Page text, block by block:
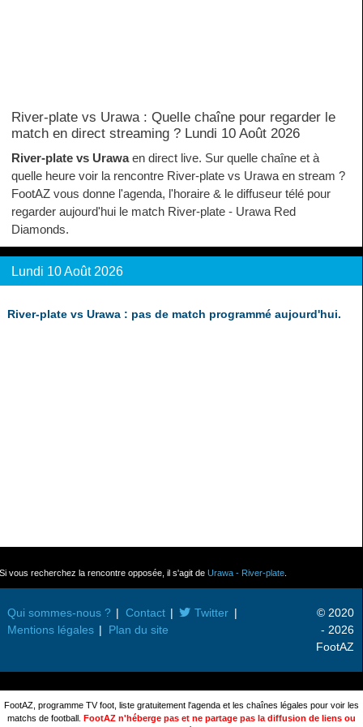
River-plate vs Urawa : Quelle chaîne pour regarder le
match en direct streaming ? Lundi 10 Août 2026
River-plate vs Urawaen direct live. Sur quelle chaîne et à
quelle heure voir la rencontre River-plate vs Urawa en stream ?
FootAZ vous donne l'agenda, l'horaire & le diffuseur télé pour
regarder aujourd'hui le match River-plate - Urawa Red
Diamonds.
Lundi 10 Août 2026
River-plate vs Urawa : pas de match programmé aujourd'hui.
Si vous recherchez la rencontre opposée, il s'agit de Urawa - River-plate
Qui sommes-nous ? Contact
Twitter
Mentions légales
Plan du site
© 2020
- 2026
FootAZ
FootAZ, programme TV foot, liste gratuitement l'agenda et les chaînes légales pour voir les
matchs de football. FootAZ n'héberge pas et ne partage pas la diffusion de liens ou